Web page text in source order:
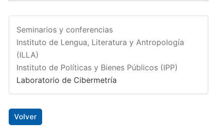
Seminarios y conferencias
Instituto de Lengua, Literatura y Antropología
(ILLA)
Instituto de Políticas y Bienes Públicos (IPP)
Laboratorio de Cibermetría
Volver